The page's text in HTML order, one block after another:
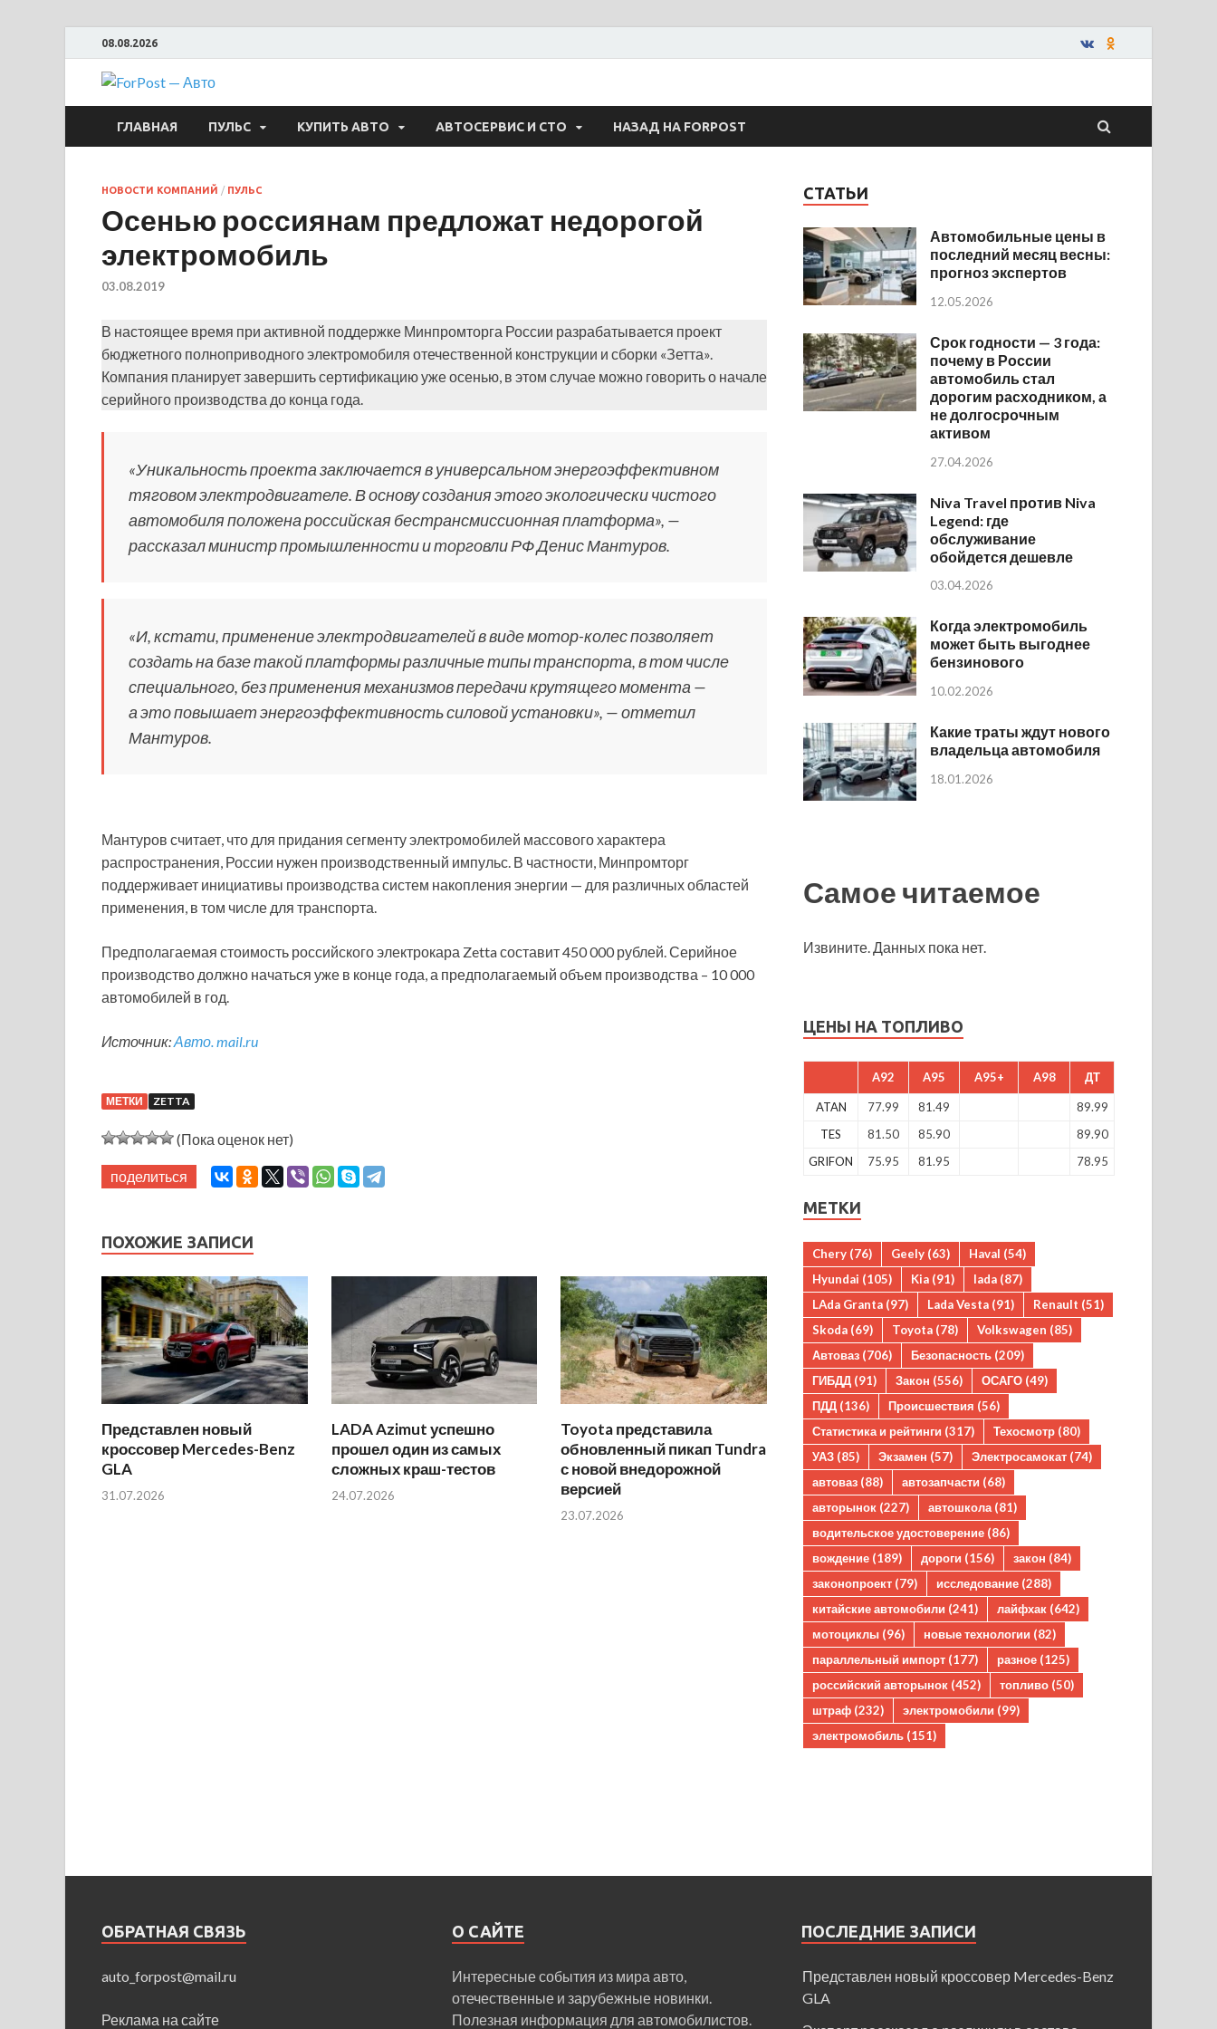
08.08.2026
ForPost — Авто
ГЛАВНАЯ ПУЛЬС КУПИТЬ АВТО АВТОСЕРВИС И СТО НАЗАД НА FORPOST
НОВОСТИ КОМПАНИЙ / ПУЛЬС
Осенью россиянам предложат недорогой
электромобиль
03.08.2019
В настоящее время при активной поддержке Минпромторга России разрабатывается проект
бюджетного полноприводного электромобиля отечественной конструкции и сборки «Зетта».
Компания планирует завершить сертификацию уже осенью, в этом случае можно говорить о начале
серийного производства до конца года.
«Уникальность проекта заключается в универсальном энергоэффективном
тяговом электродвигателе. В основу создания этого экологически чистого
автомобиля положена российская бестрансмиссионная платформа», —
рассказал министр промышленности и торговли РФ Денис Мантуров.
«И, кстати, применение электродвигателей в виде мотор-колес позволяет
создать на базе такой платформы различные типы транспорта, в том числе
специального, без применения механизмов передачи крутящего момента —
а это повышает энергоэффективность силовой установки», — отметил
Мантуров.
Мантуров считает, что для придания сегменту электромобилей массового характера
распространения, России нужен производственный импульс. В частности, Минпромторг
поддерживает инициативы производства систем накопления энергии — для различных областей
применения, в том числе для транспорта.
Предполагаемая стоимость российского электрокара Zetta составит 450 000 рублей. Серийное
производство должно начаться уже в конце года, а предполагаемый объем производства – 10 000
автомобилей в год.
Источник:Авто. mail.ru
МЕТКИ ZETTA
(Пока оценок нет)
поделиться
ПОХОЖИЕ ЗАПИСИ
Представлен новый
кроссовер Mercedes-Benz
GLA
31.07.2026
LADA Azimut успешно
прошел один из самых
сложных краш-тестов
24.07.2026
Toyota представила
обновленный пикап Tundra
с новой внедорожной
версией
23.07.2026
СТАТЬИ
Автомобильные цены в
последний месяц весны:
прогноз экспертов
12.05.2026
Срок годности — 3 года:
почему в России
автомобиль стал
дорогим расходником, а
не долгосрочным
активом
27.04.2026
Niva Travel против Niva
Legend: где
обслуживание
обойдется дешевле
03.04.2026
Когда электромобиль
может быть выгоднее
бензинового
10.02.2026
Какие траты ждут нового
владельца автомобиля
18.01.2026
Самое читаемое
Извините. Данных пока нет.
ЦЕНЫ НА ТОПЛИВО
A92 A95 A95+ A98 ДТ
ATAN 77.99 81.49
89.99
TES
81.50 85.90
89.90
GRIFON
75.95 81.95 78.95
МЕТКИ
Chery (76) Geely (63) Haval (54)
Hyundai (105) Kia (91) lada (87)
LAda Granta (97) Lada Vesta (91) Renault (51)
Skoda (69) Toyota (78) Volkswagen (85)
Автоваз (706) Безопасность (209)
ГИБДД (91) Закон (556) ОСАГО (49)
ПДД (136) Происшествия (56)
Статистика и рейтинги (317) Техосмотр (80)
УАЗ (85) Экзамен (57) Электросамокат (74)
автоваз (88) автозапчасти (68)
авторынок (227) автошкола (81)
водительское удостоверение (86)
вождение (189) дороги (156) закон (84)
законопроект (79) исследование (288)
китайские автомобили (241) лайфхак (642)
мотоциклы (96) новые технологии (82)
параллельный импорт (177) разное (125)
российский авторынок (452) топливо (50)
штраф (232) электромобили (99)
электромобиль (151)
ОБРАТНАЯ СВЯЗЬ
auto_forpost@mail.ru
Реклама на сайте
О САЙТЕ
Интересные события из мира авто,
отечественные и зарубежные новинки.
Полезная информация для автомобилистов.
ПОСЛЕДНИЕ ЗАПИСИ
Представлен новый кроссовер Mercedes-Benz
GLA